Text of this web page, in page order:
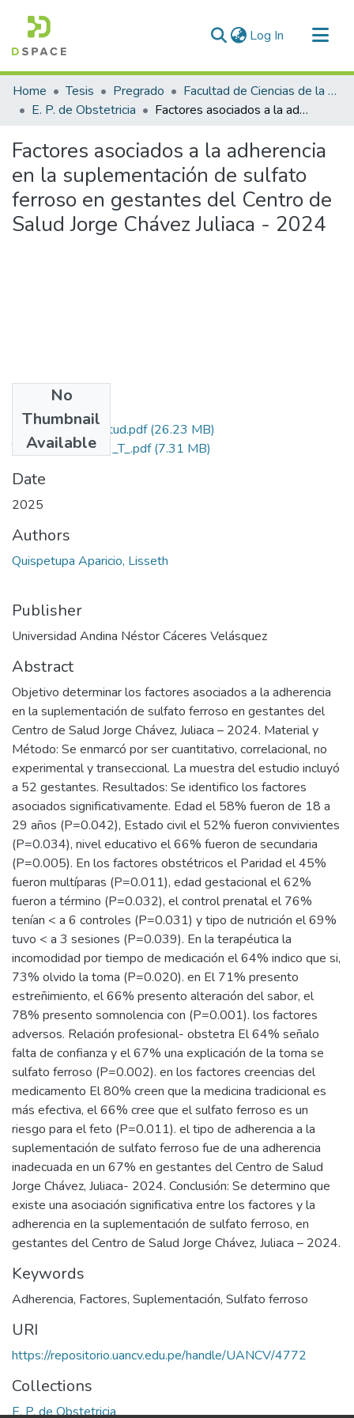
Log In (current)
Communities & Collections
All of DSpace
Home Tesis Pregrado
Facultad de Ciencias de la Salud
E. P. de Obstetricia
Factores asociados a la adherencia en la suplementación de sulfato ferroso en gestantes del Centro de Salud Jorge Chávez Juliaca - 2024
Factores asociados a la adherencia
en la suplementación de sulfato
ferroso en gestantes del Centro de
Salud Jorge Chávez Juliaca - 2024
No
Thumbnail
Available
Grado de Similitud.pdf(26.23 MB)
T036_70650963_T_.pdf(7.31 MB)
Date
2025
Authors
Quispetupa Aparicio, Lisseth
Publisher
Universidad Andina Néstor Cáceres Velásquez
Abstract
Objetivo determinar los factores asociados a la adherencia
en la suplementación de sulfato ferroso en gestantes del
Centro de Salud Jorge Chávez, Juliaca – 2024. Material y
Método: Se enmarcó por ser cuantitativo, correlacional, no
experimental y transeccional. La muestra del estudio incluyó
a 52 gestantes. Resultados: Se identifico los factores
asociados significativamente. Edad el 58% fueron de 18 a
29 años (P=0.042), Estado civil el 52% fueron convivientes
(P=0.034), nivel educativo el 66% fueron de secundaria
(P=0.005). En los factores obstétricos el Paridad el 45%
fueron multíparas (P=0.011), edad gestacional el 62%
fueron a término (P=0.032), el control prenatal el 76%
tenían < a 6 controles (P=0.031) y tipo de nutrición el 69%
tuvo < a 3 sesiones (P=0.039). En la terapéutica la
incomodidad por tiempo de medicación el 64% indico que si,
73% olvido la toma (P=0.020). en El 71% presento
estreñimiento, el 66% presento alteración del sabor, el
78% presento somnolencia con (P=0.001). los factores
adversos. Relación profesional- obstetra El 64% señalo
falta de confianza y el 67% una explicación de la toma se
sulfato ferroso (P=0.002). en los factores creencias del
medicamento El 80% creen que la medicina tradicional es
más efectiva, el 66% cree que el sulfato ferroso es un
riesgo para el feto (P=0.011). el tipo de adherencia a la
suplementación de sulfato ferroso fue de una adherencia
inadecuada en un 67% en gestantes del Centro de Salud
Jorge Chávez, Juliaca- 2024. Conclusión: Se determino que
existe una asociación significativa entre los factores y la
adherencia en la suplementación de sulfato ferroso, en
gestantes del Centro de Salud Jorge Chávez, Juliaca – 2024.
Keywords
Adherencia, Factores, Suplementación, Sulfato ferroso
URI
https://repositorio.uancv.edu.pe/handle/UANCV/4772
Collections
E. P. de Obstetricia